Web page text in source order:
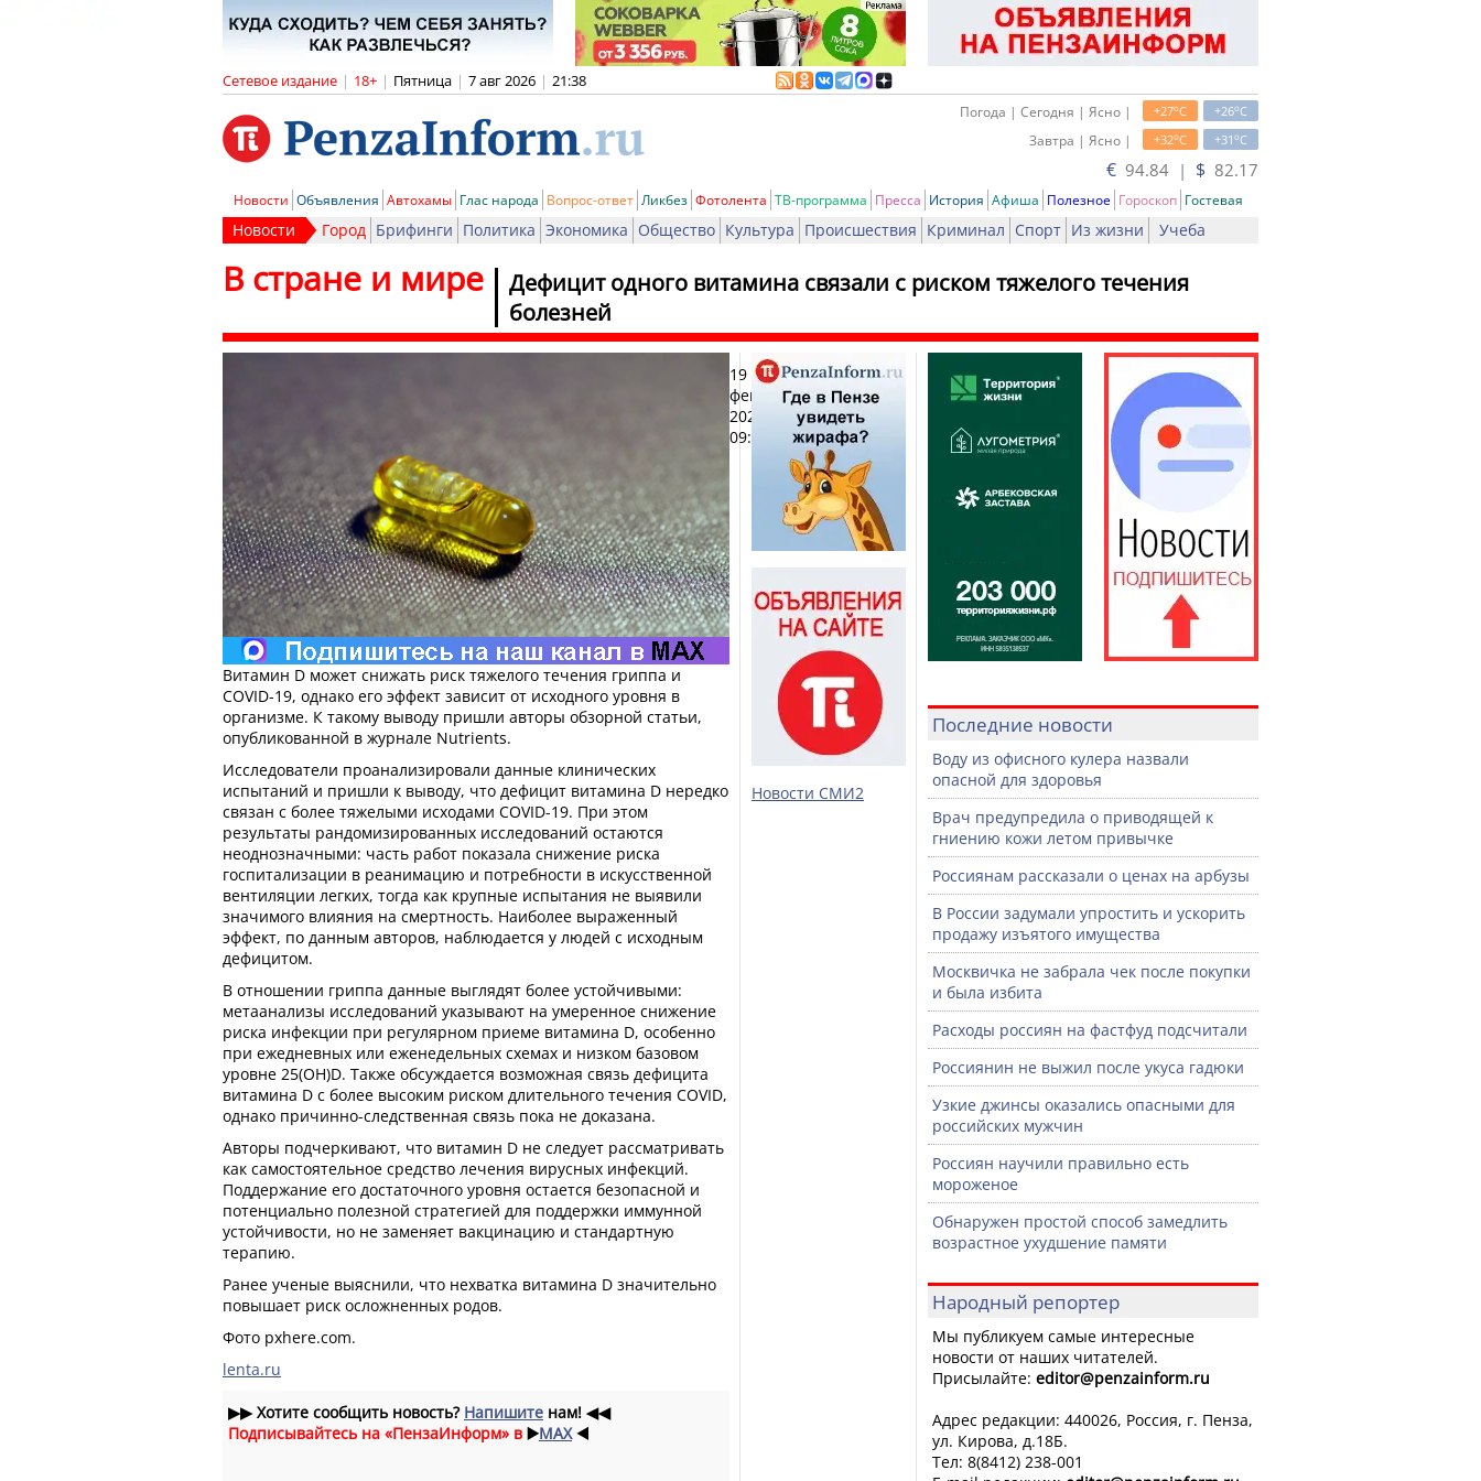
Сетевое издание | 18+ | Пятница | 7 авг 2026 | 21:38
+26oC
+27oC
Погода | Сегодня | Ясно |
+31oC
+32oC
Завтра | Ясно |
€ 94.84 | $ 82.17
Новости Объявления Автохамы Глас народа Вопрос-ответ Ликбез Фотолента ТВ-программа Пресса История Афиша Полезное Гороскоп Гостевая
Новости Город Брифинги Политика Экономика Общество Культура Происшествия Криминал Спорт Из жизни Учеба
Дефицит одного витамина связали с риском тяжелого течения
болезней
В стране и мире
19
февраля
2026,
09:55
Печать
Витамин D может снижать риск тяжелого течения гриппа и
COVID-19, однако его эффект зависит от исходного уровня в
организме. К такому выводу пришли авторы обзорной статьи,
опубликованной в журнале Nutrients.
Исследователи проанализировали данные клинических
испытаний и пришли к выводу, что дефицит витамина D нередко
связан с более тяжелыми исходами COVID-19. При этом
результаты рандомизированных исследований остаются
неоднозначными: часть работ показала снижение риска
госпитализации в реанимацию и потребности в искусственной
вентиляции легких, тогда как крупные испытания не выявили
значимого влияния на смертность. Наиболее выраженный
эффект, по данным авторов, наблюдается у людей с исходным
дефицитом.
В отношении гриппа данные выглядят более устойчивыми:
метаанализы исследований указывают на умеренное снижение
риска инфекции при регулярном приеме витамина D, особенно
при ежедневных или еженедельных схемах и низком базовом
уровне 25(OH)D. Также обсуждается возможная связь дефицита
витамина D с более высоким риском длительного течения COVID,
однако причинно-следственная связь пока не доказана.
Авторы подчеркивают, что витамин D не следует рассматривать
как самостоятельное средство лечения вирусных инфекций.
Поддержание его достаточного уровня остается безопасной и
потенциально полезной стратегией для поддержки иммунной
устойчивости, но не заменяет вакцинацию и стандартную
терапию.
Ранее ученые выяснили, что нехватка витамина D значительно
повышает риск осложненных родов.
Фото pxhere.com.
lenta.ru
▶▶Хотите сообщить новость? Напишите нам! ◀◀
Подписывайтесь на «ПензаИнформ» в ▶️MAX ◀️
Новости СМИ2
Последние новости
Воду из офисного кулера назвали
опасной для здоровья
Врач предупредила о приводящей к
гниению кожи летом привычке
Россиянам рассказали о ценах на арбузы
В России задумали упростить и ускорить
продажу изъятого имущества
Москвичка не забрала чек после покупки
и была избита
Расходы россиян на фастфуд подсчитали
Россиянин не выжил после укуса гадюки
Узкие джинсы оказались опасными для
российских мужчин
Россиян научили правильно есть
мороженое
Обнаружен простой способ замедлить
возрастное ухудшение памяти
Народный репортер
Мы публикуем самые интересные
новости от наших читателей.
Присылайте: editor@penzainform.ru
Адрес редакции: 440026, Россия, г. Пенза,
ул. Кирова, д.18Б.
Тел: 8(8412) 238-001